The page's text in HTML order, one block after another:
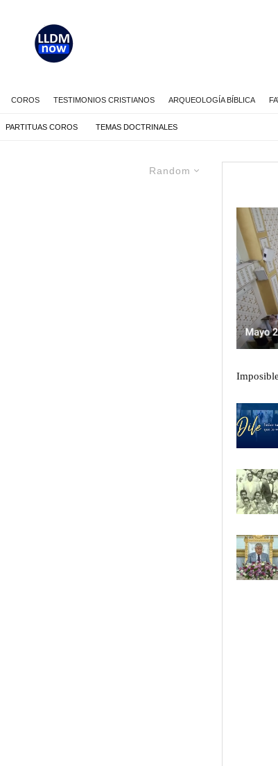
COROS TESTIMONIOS CRISTIANOS ARQUEOLOGÍA BÍBLICA
PARTITUAS COROS TEMAS DOCTRINALES
Random